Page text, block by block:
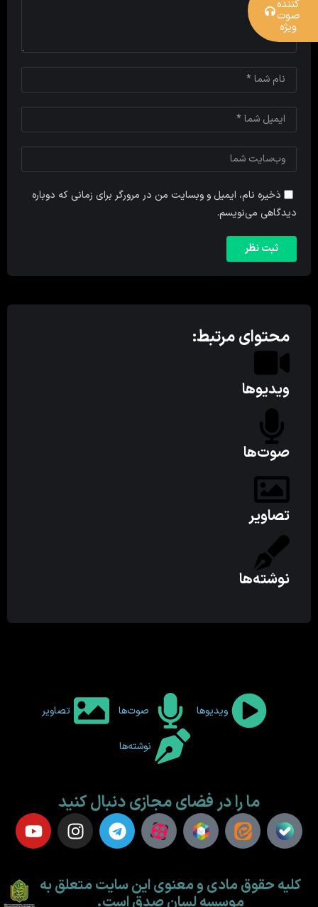
ذخیره نام، ایمیل و وبسایت من در مرورگر برای زمانی که دوباره
دیدگاهی می‌نویسم.
محتوای مرتبط:
ویدیوها
صوت‌ها
تصاویر
نوشته‌ها
ویدیوها صوت‌ها تصاویر
نوشته‌ها
ما را در فضای مجازی دنبال کنید
کلیه حقوق مادی و معنوی این سایت متعلق به
کننده
صوت
ویژه